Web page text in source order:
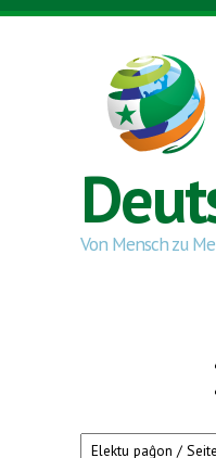
Direkt zum Inhalt
Von Mensch zu